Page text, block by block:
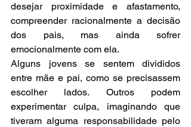
desejar proximidade e afastamento,
compreender racionalmente a decisão
dos pais, mas ainda sofrer
emocionalmente com ela.
Alguns jovens se sentem divididos
entre mãe e pai, como se precisassem
escolher lados. Outros podem
experimentar culpa, imaginando que
tiveram alguma responsabilidade pelo